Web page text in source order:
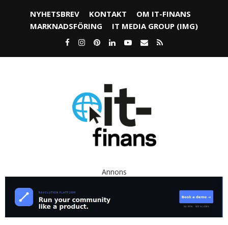
NYHETSBREV KONTAKT
OM IT-FINANS
MARKNADSFÖRING
IT MEDIA GROUP (IMG)
Annons